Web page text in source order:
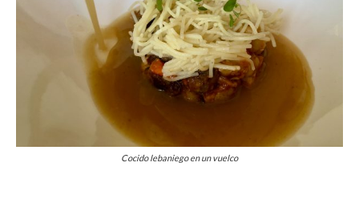
Cocido lebaniego en un vuelco